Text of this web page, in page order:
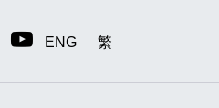
ENG 繁